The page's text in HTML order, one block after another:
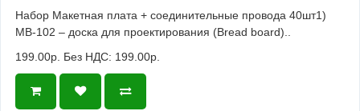
Набор Макетная плата + соединительные провода 40шт1)
MB-102 – доска для проектирования (Bread board)..
199.00р. Без НДС: 199.00р.